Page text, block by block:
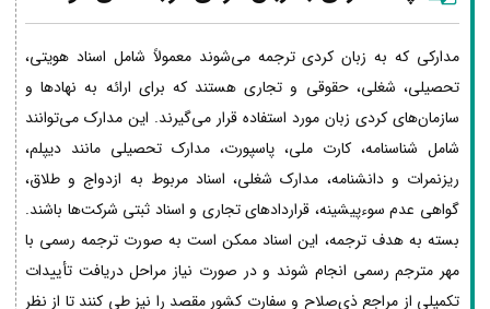
مدارکی که به زبان کردی ترجمه می‌شوند معمولاً شامل اسناد هویتی،
تحصیلی، شغلی، حقوقی و تجاری هستند که برای ارائه به نهادها و
سازمان‌های کردی زبان مورد استفاده قرار می‌گیرند. این مدارک می‌توانند
شامل شناسنامه، کارت ملی، پاسپورت، مدارک تحصیلی مانند دیپلم،
ریزنمرات و دانشنامه، مدارک شغلی، اسناد مربوط به ازدواج و طلاق،
گواهی عدم سوءپیشینه، قراردادهای تجاری و اسناد ثبتی شرکت‌ها باشند.
بسته به هدف ترجمه، این اسناد ممکن است به صورت ترجمه رسمی با
مهر مترجم رسمی انجام شوند و در صورت نیاز مراحل دریافت تأییدات
تکمیلی از مراجع ذی‌صلاح و سفارت کشور مقصد را نیز طی کنند تا از نظر